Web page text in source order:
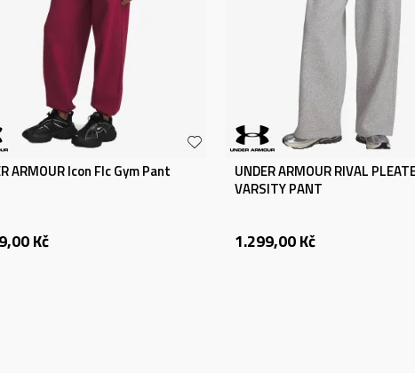
ARMOUR Icon Flc Gym Pant
Kč
UNDER ARMOUR RIVAL
VARSITY PANT
1.299,00Kč